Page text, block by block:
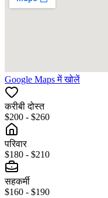
Google Maps में खोलें
करीबी दोस्त
$200 - $260
परिवार
$180 - $210
सहकर्मी
$160 - $190